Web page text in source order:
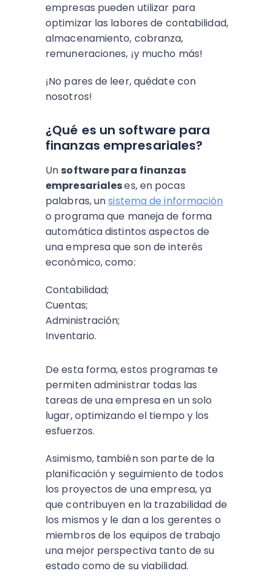
empresas pueden utilizar para
optimizar las labores de contabilidad,
almacenamiento, cobranza,
remuneraciones, ¡y mucho más!
¡No pares de leer, quédate con
nosotros!
¿Qué es un software para
finanzas empresariales?
Un software para finanzas
empresarialeses, en pocas
palabras, unsistema de información
o programa que maneja de forma
automática distintos aspectos de
una empresa que son de interés
económico, como:
Contabilidad;
Cuentas;
Administración;
Inventario.
De esta forma, estos programas te
permiten administrar todas las
tareas de una empresa en un solo
lugar, optimizando el tiempo y los
esfuerzos.
Asimismo, también son parte de la
planificación y seguimiento de todos
los proyectos de una empresa, ya
que contribuyen en la trazabilidad de
los mismos y le dan a los gerentes o
miembros de los equipos de trabajo
una mejor perspectiva tanto de su
estado como de su viabilidad.